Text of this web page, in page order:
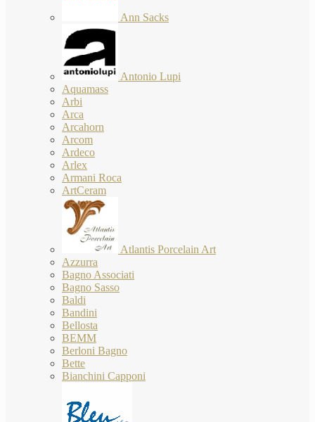
Ann Sacks
Antonio Lupi
Aquamass
Arbi
Arca
Arcahorn
Arcom
Ardeco
Arlex
Armani Roca
ArtCeram
Atlantis Porcelain Art
Azzurra
Bagno Associati
Bagno Sasso
Baldi
Bandini
Bellosta
BEMM
Berloni Bagno
Bette
Bianchini Capponi